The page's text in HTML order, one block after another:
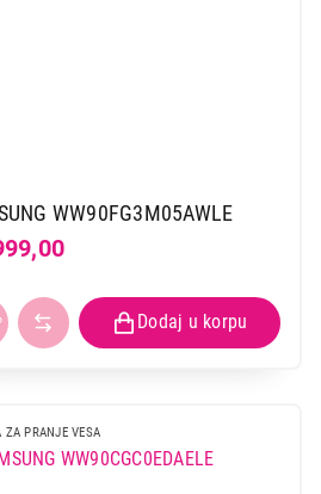
WW90FG3M05AWLE
ZA PRANJE VESA